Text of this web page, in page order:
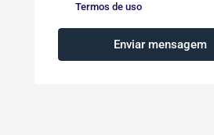
Termos de uso
Enviar mensagem